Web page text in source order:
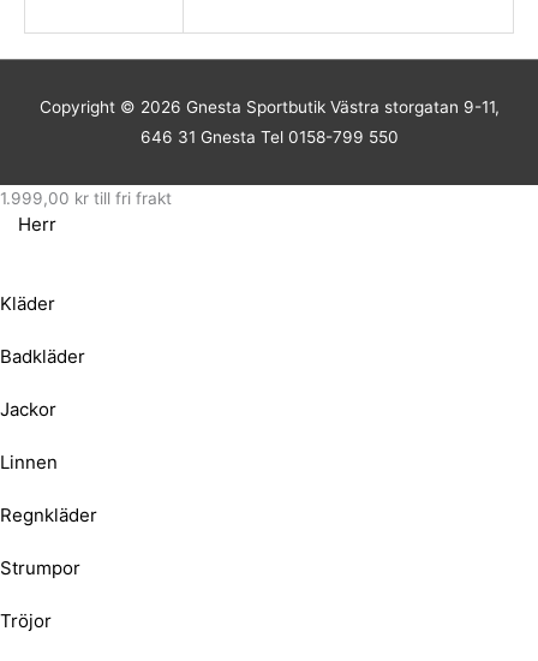
Copyright © 2026 Gnesta SportbutikVästra storgatan 9-11,
646 31 Gnesta Tel 0158-799 550
1.999,00 kr till fri frakt
Herr
Kläder
Badkläder
Jackor
Linnen
Regnkläder
Strumpor
Tröjor